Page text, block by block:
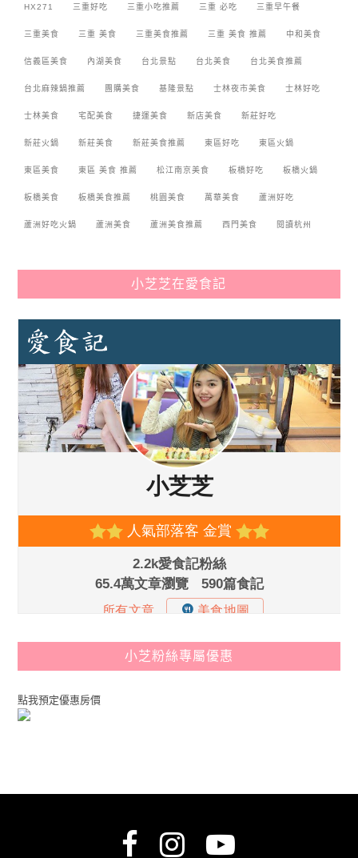
HX271 三重好吃 三重小吃推薦 三重 必吃 三重早午餐
三重美食 三重 美食 三重美食推薦 三重 美食 推薦 中和美食
信義區美食 內湖美食 台北景點 台北美食 台北美食推薦
台北麻辣鍋推薦 團購美食 基隆景點 士林夜市美食 士林好吃
士林美食 宅配美食 捷運美食 新店美食 新莊好吃
新莊火鍋 新莊美食 新莊美食推薦 東區好吃 東區火鍋
東區美食 東區 美食 推薦 松江南京美食 板橋好吃 板橋火鍋
板橋美食 板橋美食推薦 桃園美食 萬華美食 蘆洲好吃
蘆洲好吃火鍋 蘆洲美食 蘆洲美食推薦 西門美食 閱讀杭州
小芝芝在愛食記
小芝粉絲專屬優惠
點我預定優惠房價